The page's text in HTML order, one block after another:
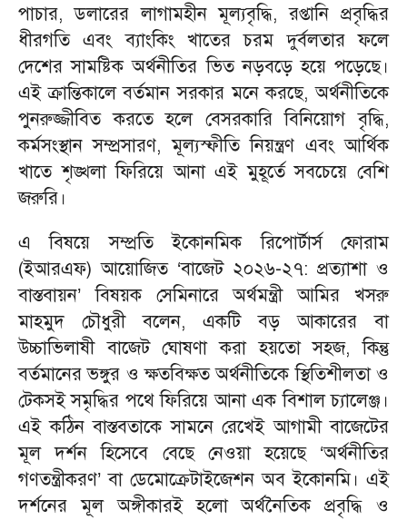
পাচার, ডলারের লাগামহীন মূল্যবৃদ্ধি, রপ্তানি প্রবৃদ্ধির
ধীরগতি এবং ব্যাংকিং খাতের চরম দুর্বলতার ফলে
দেশের সামষ্টিক অর্থনীতির ভিত নড়বড়ে হয়ে পড়েছে।
এই ক্রান্তিকালে বর্তমান সরকার মনে করছে, অর্থনীতিকে
পুনরুজ্জীবিত করতে হলে বেসরকারি বিনিয়োগ বৃদ্ধি,
কর্মসংস্থান সম্প্রসারণ, মূল্যস্ফীতি নিয়ন্ত্রণ এবং আর্থিক
খাতে শৃঙ্খলা ফিরিয়ে আনা এই মুহূর্তে সবচেয়ে বেশি
জরুরি।
এ বিষয়ে সম্প্রতি ইকোনমিক রিপোর্টার্স ফোরাম
(ইআরএফ) আয়োজিত ‘বাজেট ২০২৬-২৭: প্রত্যাশা ও
বাস্তবায়ন’ বিষয়ক সেমিনারে অর্থমন্ত্রী আমির খসরু
মাহমুদ চৌধুরী বলেন, একটি বড় আকারের বা
উচ্চাভিলাষী বাজেট ঘোষণা করা হয়তো সহজ, কিন্তু
বর্তমানের ভঙ্গুর ও ক্ষতবিক্ষত অর্থনীতিকে স্থিতিশীলতা ও
টেকসই সমৃদ্ধির পথে ফিরিয়ে আনা এক বিশাল চ্যালেঞ্জ।
এই কঠিন বাস্তবতাকে সামনে রেখেই আগামী বাজেটের
মূল দর্শন হিসেবে বেছে নেওয়া হয়েছে ‘অর্থনীতির
গণতন্ত্রীকরণ’ বা ডেমোক্রেটাইজেশন অব ইকোনমি। এই
দর্শনের মূল অঙ্গীকারই হলো অর্থনৈতিক প্রবৃদ্ধি ও